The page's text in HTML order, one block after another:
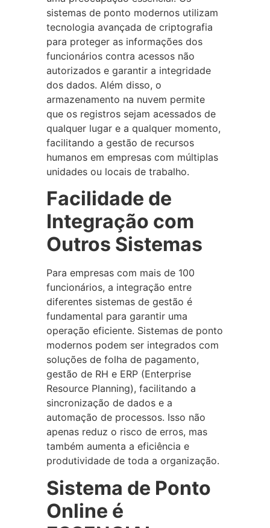
sistemas de ponto modernos utilizam
tecnologia avançada de criptografia
para proteger as informações dos
funcionários contra acessos não
autorizados e garantir a integridade
dos dados. Além disso, o
armazenamento na nuvem permite
que os registros sejam acessados de
qualquer lugar e a qualquer momento,
facilitando a gestão de recursos
humanos em empresas com múltiplas
unidades ou locais de trabalho.
Facilidade de
Integração com
Outros Sistemas
Para empresas com mais de 100
funcionários, a integração entre
diferentes sistemas de gestão é
fundamental para garantir uma
operação eficiente. Sistemas de ponto
modernos podem ser integrados com
soluções de folha de pagamento,
gestão de RH e ERP (Enterprise
Resource Planning), facilitando a
sincronização de dados e a
automação de processos. Isso não
apenas reduz o risco de erros, mas
também aumenta a eficiência e
produtividade de toda a organização.
Sistema de Ponto
Online é